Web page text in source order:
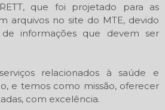
que foi projetado para as
arquivos no site do MTE, devido
informações que devem ser
relacionados à saúde e
e temos como missão, oferecer
com excelência.